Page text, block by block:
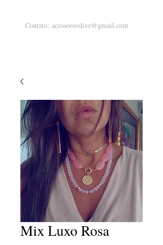
Contato: acessorioslive@gmail.com
Mix Luxo Rosa